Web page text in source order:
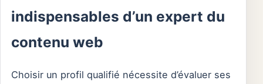
indispensables d’un expert du
contenu web
Choisir un profil qualifié nécessite d’évaluer ses